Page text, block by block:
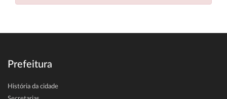
Prefeitura
História da cidade